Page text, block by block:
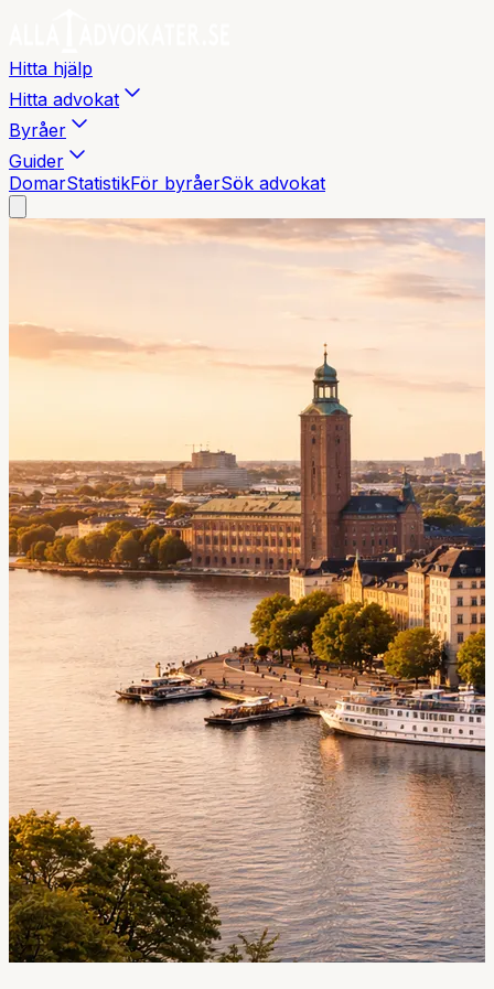
Hitta hjälp
Hitta advokat
Byråer
Guider
DomarStatistikFör byråerSök advokat